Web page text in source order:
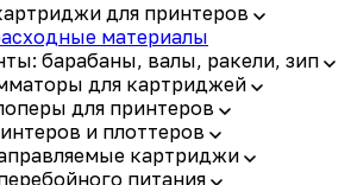
для принтеров
материалы
барабаны, валы, ракели, зип
для картриджей
для принтеров
и плоттеров
картриджи
питания